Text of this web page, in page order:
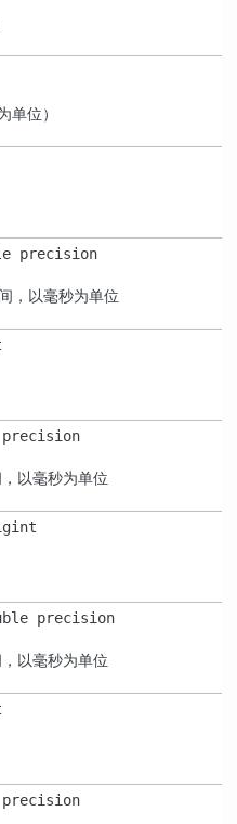
位）
precision
，以毫秒为单位
precision
以毫秒为单位
precision
以毫秒为单位
precision